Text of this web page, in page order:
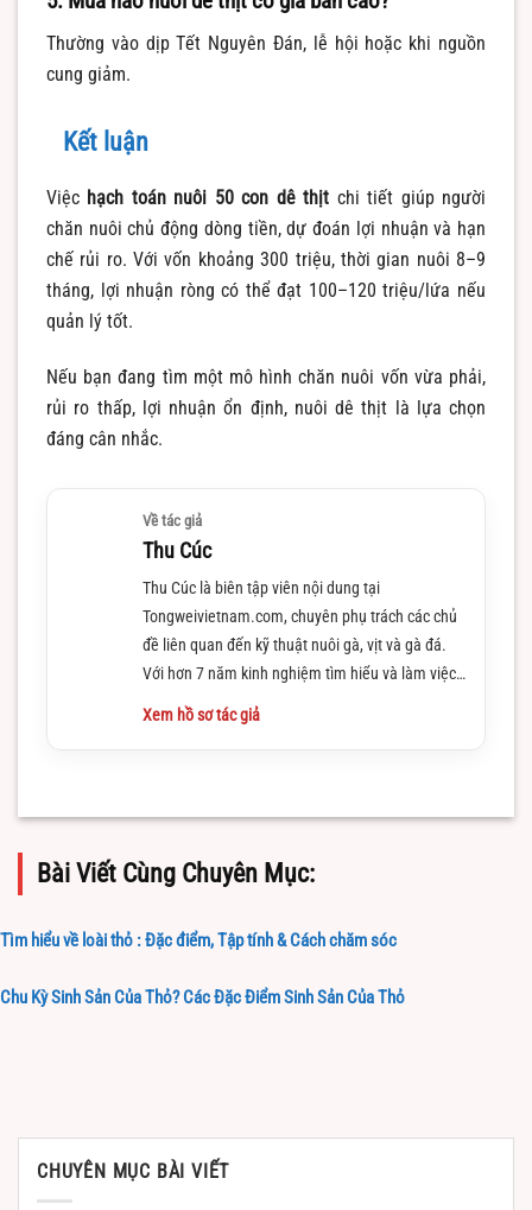
Thường vào dịp Tết Nguyên Đán, lễ hội hoặc khi nguồn
cung giảm.
Kết luận
Việc hạch toán nuôi 50 con dê thịt chi tiết giúp người
chăn nuôi chủ động dòng tiền, dự đoán lợi nhuận và hạn
chế rủi ro. Với vốn khoảng 300 triệu, thời gian nuôi 8–9
tháng, lợi nhuận ròng có thể đạt 100–120 triệu/lứa nếu
quản lý tốt.
Nếu bạn đang tìm một mô hình chăn nuôi vốn vừa phải,
rủi ro thấp, lợi nhuận ổn định, nuôi dê thịt là lựa chọn
đáng cân nhắc.
Về tác giả
Thu Cúc
Thu Cúc là biên tập viên nội dung tại
Tongweivietnam.com, chuyên phụ trách các chủ
đề liên quan đến kỹ thuật nuôi gà, vịt và gà đá.
Với hơn 7 năm kinh nghiệm tìm hiểu và làm việc
trong lĩnh vực này
Xem hồ sơ tác giả
Bài Viết Cùng Chuyên Mục:
Tìm hiểu về loài thỏ : Đặc điểm, Tập tính & Cách chăm sóc
Chu Kỳ Sinh Sản Của Thỏ? Các Đặc Điểm Sinh Sản Của Thỏ
CHUYÊN MỤC BÀI VIẾT